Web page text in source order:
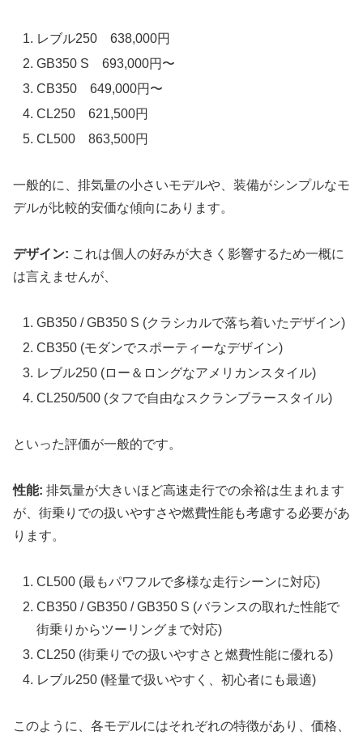
レブル250 638,000円
GB350 S 693,000円〜
CB350 649,000円〜
CL250 621,500円
CL500 863,500円
一般的に、排気量の小さいモデルや、装備がシンプルなモ
デルが比較的安価な傾向にあります。
デザイン: これは個人の好みが大きく影響するため一概に
は言えませんが、
GB350 / GB350 S (クラシカルで落ち着いたデザイン)
CB350 (モダンでスポーティーなデザイン)
レブル250 (ロー＆ロングなアメリカンスタイル)
CL250/500 (タフで自由なスクランブラースタイル)
といった評価が一般的です。
性能: 排気量が大きいほど高速走行での余裕は生まれます
が、街乗りでの扱いやすさや燃費性能も考慮する必要があ
ります。
CL500 (最もパワフルで多様な走行シーンに対応)
CB350 / GB350 / GB350 S (バランスの取れた性能で
街乗りからツーリングまで対応)
CL250 (街乗りでの扱いやすさと燃費性能に優れる)
レブル250 (軽量で扱いやすく、初心者にも最適)
このように、各モデルにはそれぞれの特徴があり、価格、